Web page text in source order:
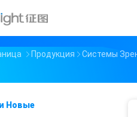
Продукция Системы
Новые